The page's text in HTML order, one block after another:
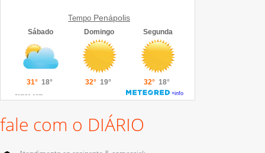
Tempo Penápolis
fale com o DIÁRIO